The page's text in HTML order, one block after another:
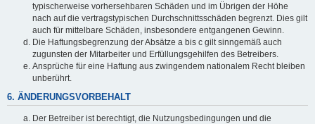
typischerweise vorhersehbaren Schäden und im Übrigen der Höhe
nach auf die vertragstypischen Durchschnittsschäden begrenzt. Dies gilt
auch für mittelbare Schäden, insbesondere entgangenen Gewinn.
Die Haftungsbegrenzung der Absätze a bis c gilt sinngemäß auch
zugunsten der Mitarbeiter und Erfüllungsgehilfen des Betreibers.
Ansprüche für eine Haftung aus zwingendem nationalem Recht bleiben
unberührt.
6. ÄNDERUNGSVORBEHALT
Der Betreiber ist berechtigt, die Nutzungsbedingungen und die